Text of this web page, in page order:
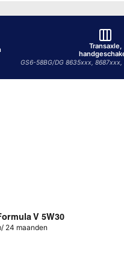
Transaxle,
GS6-58BG/DG 8635xxx,
V 5W30
24 maanden